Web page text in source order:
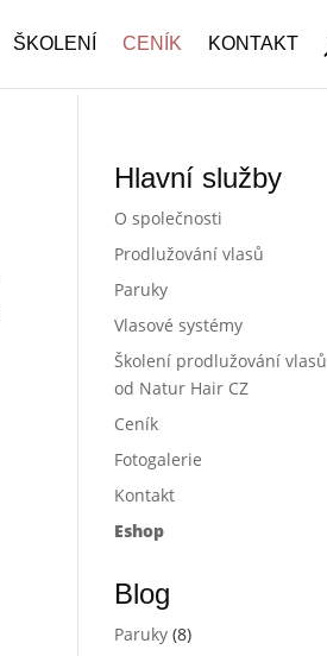
ŠKOLENÍ CENÍK KONTAKT
Hlavní služby
O společnosti
Prodlužování vlasů
Paruky
Vlasové systémy
Školení prodlužování vlasů
od Natur Hair CZ
Ceník
Fotogalerie
Kontakt
Eshop
Blog
Paruky (8)